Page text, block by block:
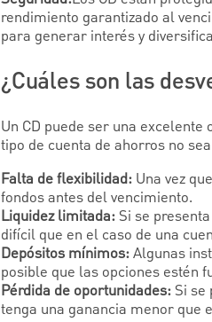
rendimiento garantizado al
para generar interés y
¿Cuáles son las
Un CD puede ser una
tipo de cuenta de ahorros no
Falta de flexibilidad: Una vez
fondos antes del vencimiento.
Liquidez limitada:Si se
difícil que en el caso de una
Depósitos mínimos:Algunas
posible que las opciones estén
Pérdida de oportunidades:Si se
tenga una ganancia menor que